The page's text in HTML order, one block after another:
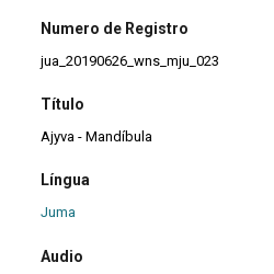
Numero de Registro
jua_20190626_wns_mju_023
Título
Ajyva - Mandíbula
Língua
Juma
Audio